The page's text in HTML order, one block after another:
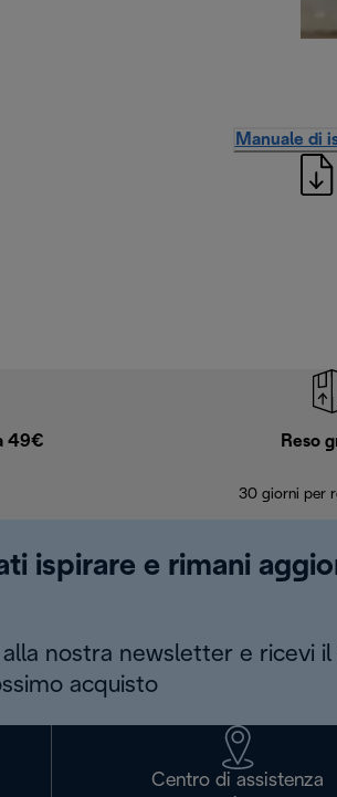
Manuale di
49€ Reso
30 giorni per
ispirare e rimani
alla nostra newsletter e ricevi
acquisto
Centro di assistenza